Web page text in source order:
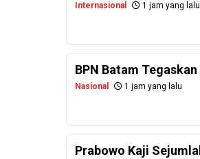
Internasional 1 jam yang lalu
BPN Batam
Nasional 1 jam yang lalu
Prabowo Kaji